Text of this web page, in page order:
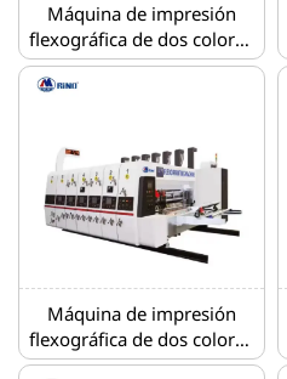
Máquina de impresión
flexográfica de dos colores
con unidad de troquelado,
unidad de ranurado y
Máquina de impresión
flexográfica de dos colores
con troqueladora y